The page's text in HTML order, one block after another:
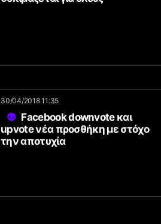
30/04/2018 11:35
Facebook downvote και
upvote νέα προσθήκη με στόχο
την αποτυχία